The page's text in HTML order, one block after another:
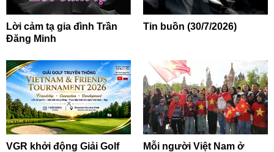
Lời cảm tạ gia đình Trần
Đăng Minh
Tin buồn (30/7/2026)
VGR khởi động Giải Golf
Mỗi người Việt Nam ở